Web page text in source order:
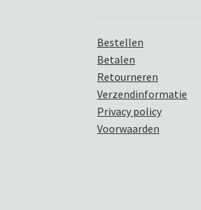
Bestellen
Betalen
Retourneren
Verzendinformatie
Privacy policy
Voorwaarden